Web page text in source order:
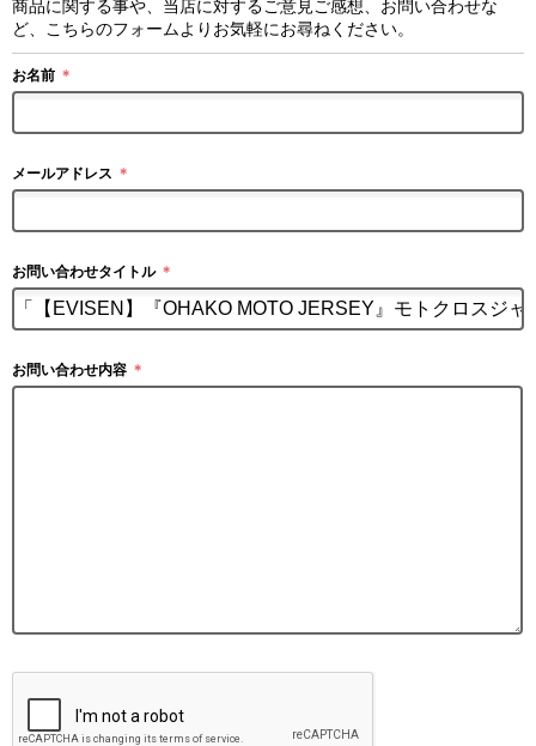
商品に関する事や、当店に対するご意見ご感想、お問い合わせな
ど、こちらのフォームよりお気軽にお尋ねください。
お名前 ＊
メールアドレス ＊
お問い合わせタイトル ＊
お問い合わせ内容 ＊